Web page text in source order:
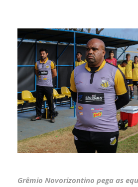
Grêmio Novorizontino pega as